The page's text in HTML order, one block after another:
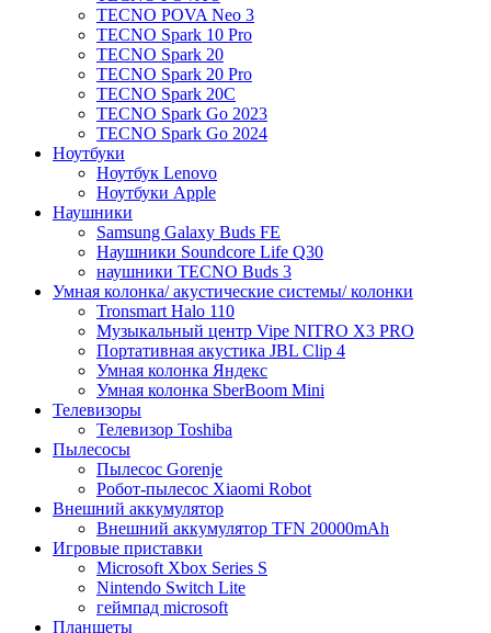
TECNO POVA Neo 3
TECNO Spark 10 Pro
TECNO Spark 20
TECNO Spark 20 Pro
TECNO Spark 20C
TECNO Spark Go 2023
TECNO Spark Go 2024
Ноутбуки
Ноутбук Lenovo
Ноутбуки Apple
Наушники
Samsung Galaxy Buds FE
Наушники Soundcore Life Q30
наушники TECNO Buds 3
Умная колонка/ акустические системы/ колонки
Tronsmart Halo 110
Музыкальный центр Vipe NITRO X3 PRO
Портативная акустика JBL Clip 4
Умная колонка Яндекс
Умная колонка SberBoom Mini
Телевизоры
Телевизор Toshiba
Пылесосы
Пылесос Gorenje
Робот-пылесос Xiaomi Robot
Внешний аккумулятор
Внешний аккумулятор TFN 20000mAh
Игровые приставки
Microsoft Xbox Series S
Nintendo Switch Lite
геймпад microsoft
Планшеты